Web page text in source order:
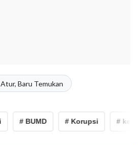
Atur, Baru Temukan
# BUMD # Korupsi #